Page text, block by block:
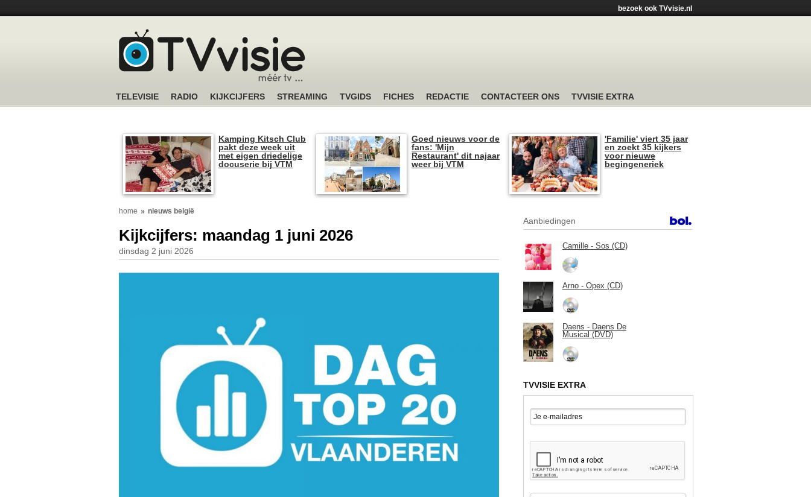
bezoek ook TVvisie.nl
TELEVISIE RADIO KIJKCIJFERS STREAMING TVGIDS FICHES REDACTIE CONTACTEER ONS TVVISIE EXTRA
Kamping Kitsch Club
pakt deze week uit
met eigen driedelige
docuserie bij VTM
Goed nieuws voor de
fans: 'Mijn
Restaurant' dit najaar
weer bij VTM
'Familie' viert 35 jaar
en zoekt 35 kijkers
voor nieuwe
begingeneriek
home nieuws belgië
Kijkcijfers: maandag 1 juni 2026
dinsdag 2 juni 2026
Aanbiedingen
Camille - Sos (CD)
Arno - Opex (CD)
Daens - Daens De
Musical (DVD)
TVVISIE EXTRA